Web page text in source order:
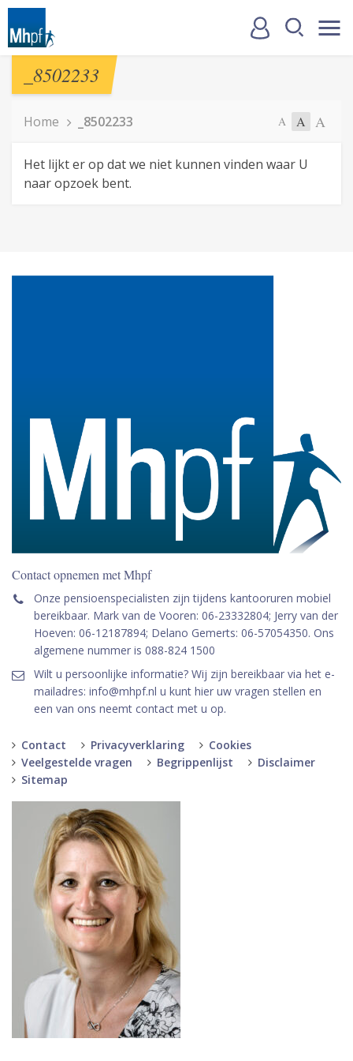
_8502233
Home _8502233 A A A
Het lijkt er op dat we niet kunnen vinden waar U
naar opzoek bent.
Contact opnemen met Mhpf
Onze pensioenspecialisten zijn tijdens kantooruren mobiel
bereikbaar. Mark van de Vooren: 06-23332804; Jerry van der
Hoeven: 06-12187894; Delano Gemerts: 06-57054350. Ons
algemene nummer is 088-824 1500
Wilt u persoonlijke informatie? Wij zijn bereikbaar via het e-
mailadres: info@mhpf.nl u kunt hier uw vragen stellen en
een van ons neemt contact met u op.
Contact Privacyverklaring
Cookies
Veelgestelde vragen
Begrippenlijst
Disclaimer
Sitemap